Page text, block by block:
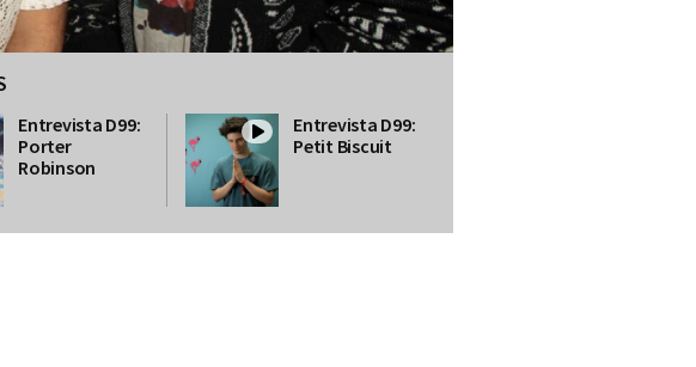
Entrevista D99:
Porter
Robinson
Entrevista D99:
Petit Biscuit